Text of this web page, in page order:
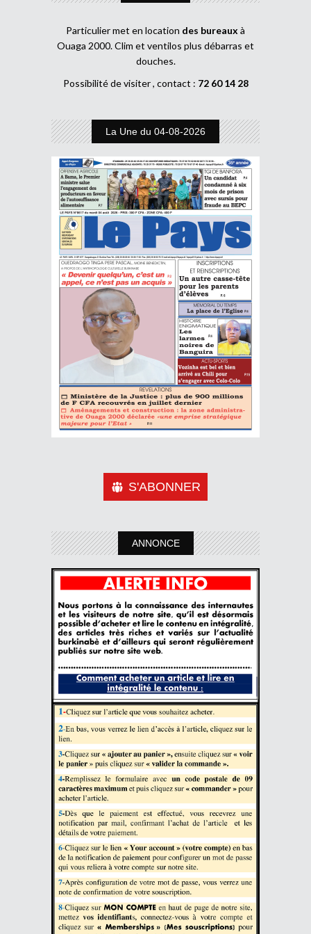
Particulier met en location des bureaux à
Ouaga 2000. Clim et ventilos plus débarras et
douches.
Possibilité de visiter , contact : 72 60 14 28
La Une du 04-08-2026
S'ABONNER
ANNONCE